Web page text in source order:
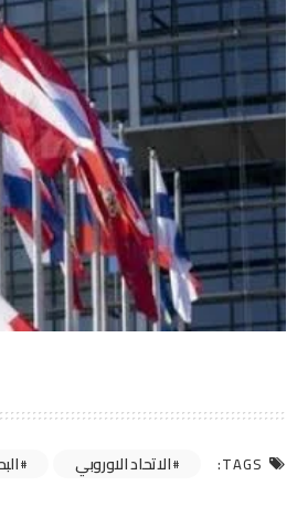
TAGS: الاتحاد الاوروبي